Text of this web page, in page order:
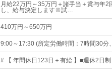
月給22万円～35万円＋諸手当＋賞与年
し、給与決定します※試…
410万円～650万円
9:00～17:30 (所定労働時間：7時間30
# 【 年間休日123日＋有給 】■週休2日